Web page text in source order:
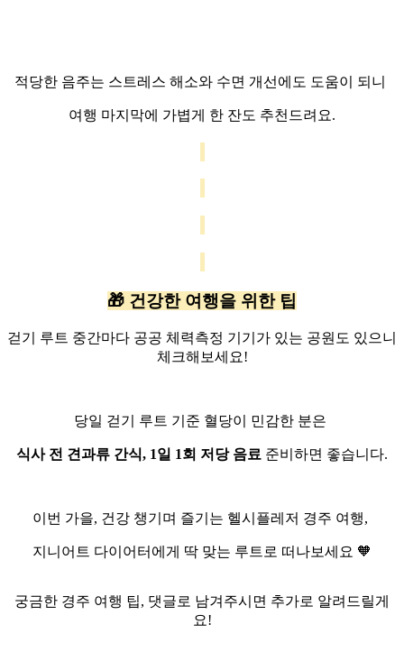
적당한 음주는 스트레스 해소와 수면 개선에도 도움이 되니
여행 마지막에 가볍게 한 잔도 추천드려요.
🎁 건강한 여행을 위한 팁
걷기 루트 중간마다 공공 체력측정 기기가 있는 공원도 있으니
체크해보세요!
당일 걷기 루트 기준 혈당이 민감한 분은
식사 전 견과류 간식, 1일 1회 저당 음료 준비하면 좋습니다.
이번 가을, 건강 챙기며 즐기는 헬시플레저 경주 여행,
지니어트 다이어터에게 딱 맞는 루트로 떠나보세요 🧡
궁금한 경주 여행 팁, 댓글로 남겨주시면 추가로 알려드릴게
요!